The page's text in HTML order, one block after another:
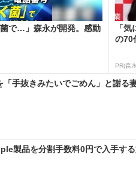
菌で…」森永が開発。感動
「
の70
PR(森
「手抜きみたいでごめん」と謝
製品を分割手数料0円で入手する